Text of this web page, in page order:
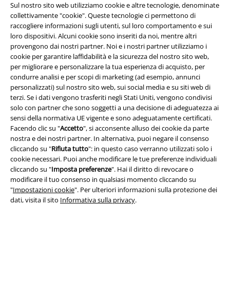
Sul nostro sito web utilizziamo cookie e altre tecnologie, denominate
collettivamente "cookie". Queste tecnologie ci permettono di
raccogliere informazioni sugli utenti, sul loro comportamento e sui
loro dispositivi. Alcuni cookie sono inseriti da noi, mentre altri
provengono dai nostri partner. Noi e i nostri partner utilizziamo i
cookie per garantire laffidabilità e la sicurezza del nostro sito web,
per migliorare e personalizzare la tua esperienza di acquisto, per
condurre analisi e per scopi di marketing (ad esempio, annunci
personalizzati) sul nostro sito web, sui social media e su siti web di
terzi. Se i dati vengono trasferiti negli Stati Uniti, vengono condivisi
solo con partner che sono soggetti a una decisione di adeguatezza ai
sensi della normativa UE vigente e sono adeguatamente certificati.
Facendo clic su "Accetto", si acconsente alluso dei cookie da parte
nostra e dei nostri partner. In alternativa, puoi negare il consenso
cliccando su "Rifiuta tutto": in questo caso verranno utilizzati solo i
cookie necessari. Puoi anche modificare le tue preferenze individuali
cliccando su "Imposta preferenze". Hai il diritto di revocare o
modificare il tuo consenso in qualsiasi momento cliccando su
"Impostazioni cookie". Per ulteriori informazioni sulla protezione dei
dati, visita il sito Informativa sulla privacy.
% Quasi esaurito
75,99 €
Locut Etnies Sneaker
Esclusiva Anche in Taglie Forti
Da14,99 €
Long Back Shaped Slub Tee
by EMP
T-Shirt